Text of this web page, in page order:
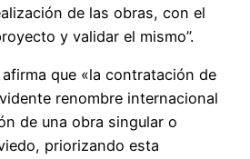
de las obras, con el
y validar el mismo”.
que «la contratación de
renombre internacional
de una obra singular o
priorizando esta